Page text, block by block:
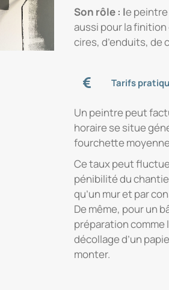
Son rôle : le
aussi pour la finition
cires, d’enduits, de
Tarifs
Un peintre peut
horaire se situe
fourchette
Ce taux peut
pénibilité du
qu’un mur et par
De même, pour un
préparation comme
décollage d’un
monter.